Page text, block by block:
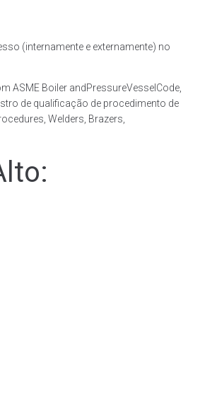
(internamente e externamente) no
ASME Boiler andPressureVesselCode,
de qualificação de procedimento de
Welders, Brazers,